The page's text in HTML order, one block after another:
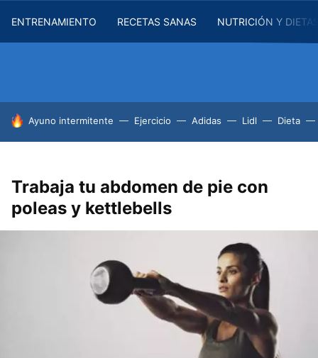
ENTRENAMIENTO RECETAS SANAS NUTRICIÓN Y
HOY SE HABLA DE
Ayuno intermitente Ejercicio Adidas Lidl Dieta
Trabaja tu abdomen de pie con
poleas y kettlebells